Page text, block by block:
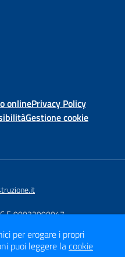
onlinePrivacy Policy
Gestione cookie
90032990047
& Design by
Designers Italia
per erogare i propri
puoi leggere lacookie